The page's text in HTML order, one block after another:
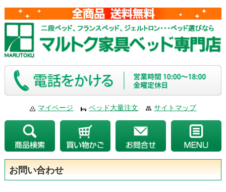
マイページ ベッド大量注文 サイトマップ
お問い合わせ